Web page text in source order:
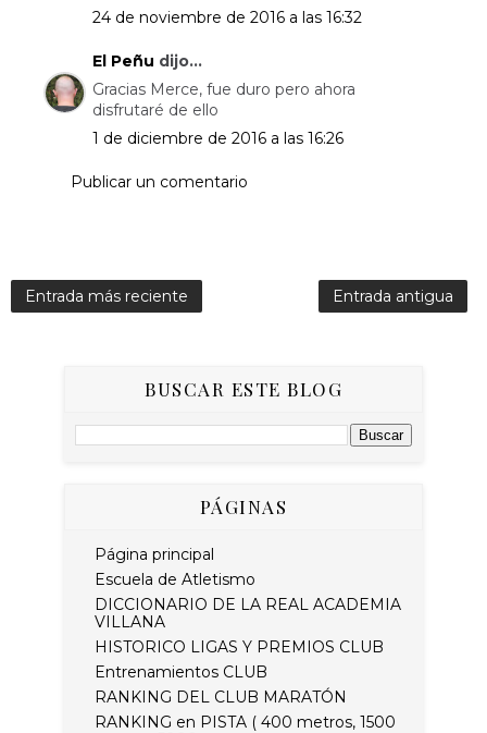
24 de noviembre de 2016 a las 16:32
El Peñu dijo...
Gracias Merce, fue duro pero ahora
disfrutaré de ello
1 de diciembre de 2016 a las 16:26
Publicar un comentario
Entrada más reciente Entrada antigua
BUSCAR ESTE BLOG
PÁGINAS
Página principal
Escuela de Atletismo
DICCIONARIO DE LA REAL ACADEMIA
VILLANA
HISTORICO LIGAS Y PREMIOS CLUB
Entrenamientos CLUB
RANKING DEL CLUB MARATÓN
RANKING en PISTA ( 400 metros, 1500